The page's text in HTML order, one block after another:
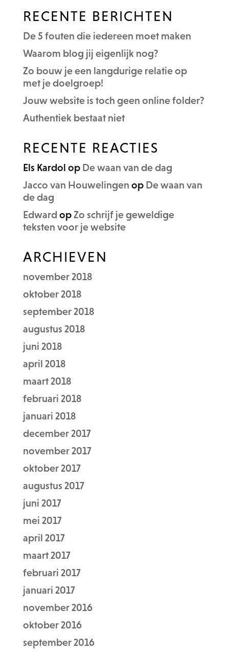
RECENTE BERICHTEN
De 5 fouten die iedereen moet maken
Waarom blog jij eigenlijk nog?
Zo bouw je een langdurige relatie op
met je doelgroep!
Jouw website is toch geen online folder?
Authentiek bestaat niet
RECENTE REACTIES
Els Kardol op De waan van de dag
Jacco van Houwelingen op De waan van
de dag
Edward opZo schrijf je geweldige
teksten voor je website
ARCHIEVEN
november 2018
oktober 2018
september 2018
augustus 2018
juni 2018
april 2018
maart 2018
februari 2018
januari 2018
december 2017
november 2017
oktober 2017
augustus 2017
juni 2017
mei 2017
april 2017
maart 2017
februari 2017
januari 2017
november 2016
oktober 2016
september 2016